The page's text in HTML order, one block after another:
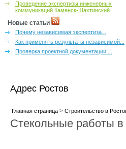
Проведение экспертизы инженерных
коммуникаций Каменск-Шахтинский
Новые статьи
Почему независимая экспертиза...
Как применять результаты независимой...
Проверка проектной документации:...
Адрес Ростов
Главная страница> Строительство в
Стекольные работы в